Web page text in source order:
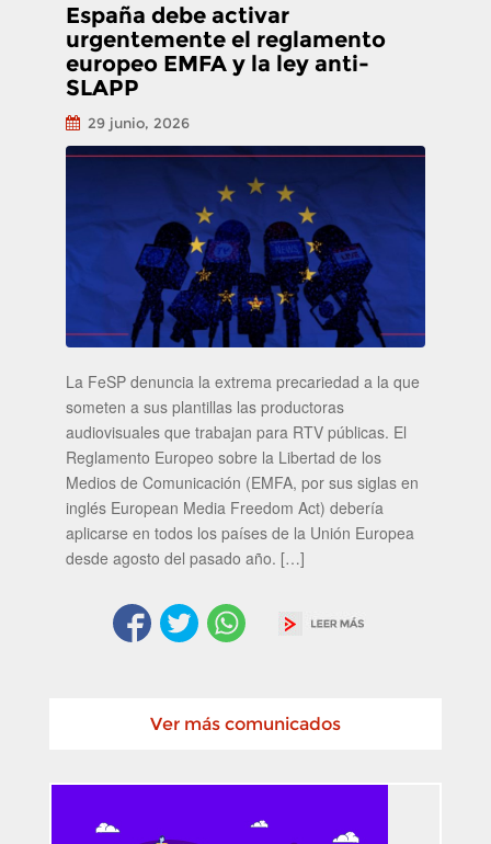
España debe activar
urgentemente el reglamento
europeo EMFA y la ley anti-
SLAPP
29 junio, 2026
La FeSP denuncia la extrema precariedad a la que
someten a sus plantillas las productoras
audiovisuales que trabajan para RTV públicas. El
Reglamento Europeo sobre la Libertad de los
Medios de Comunicación (EMFA, por sus siglas en
inglés European Media Freedom Act) debería
aplicarse en todos los países de la Unión Europea
desde agosto del pasado año. […]
Ver más comunicados